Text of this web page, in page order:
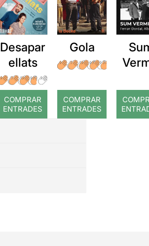
Desapar
ellats
COMPRAR
ENTRADES
Gola
COMPRAR
ENTRADES